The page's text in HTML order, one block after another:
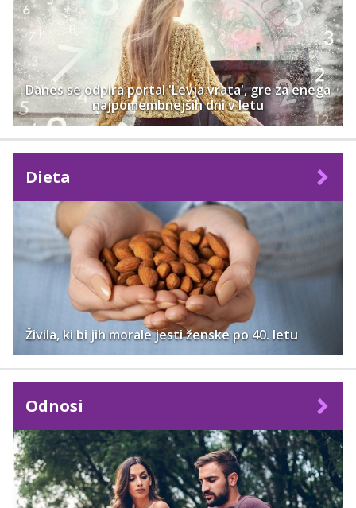
Danes se odpira portal 'Levja vrata', gre za enega
najpomembnejših dni v letu
Dieta
Živila, ki bi jih morale jesti ženske po 40. letu
Odnosi